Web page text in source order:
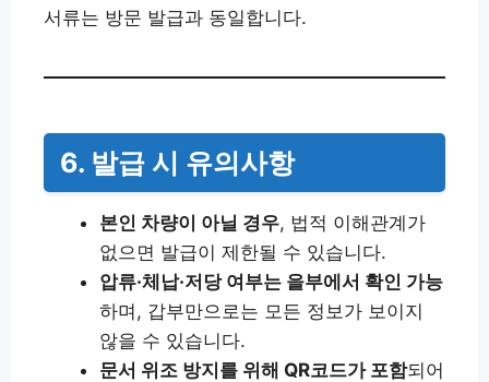
서류는 방문 발급과 동일합니다.
6. 발급 시 유의사항
본인 차량이 아닐 경우, 법적 이해관계가
없으면 발급이 제한될 수 있습니다.
압류·체납·저당 여부는 을부에서 확인 가능
하며, 갑부만으로는 모든 정보가 보이지
않을 수 있습니다.
문서 위조 방지를 위해 QR코드가 포함되어